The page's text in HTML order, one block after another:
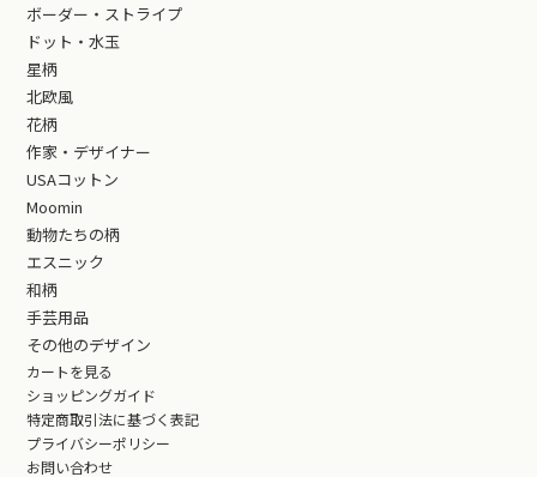
ボーダー・ストライプ
ドット・水玉
星柄
北欧風
花柄
作家・デザイナー
USAコットン
Moomin
動物たちの柄
エスニック
和柄
手芸用品
その他のデザイン
カートを見る
ショッピングガイド
特定商取引法に基づく表記
プライバシーポリシー
お問い合わせ